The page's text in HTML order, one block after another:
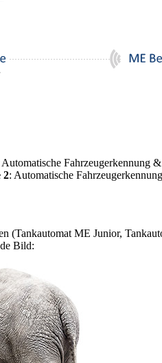
Automatische Fahrzeugerkennung
2: Automatische
(Tankautomat ME Junior,
Bild: